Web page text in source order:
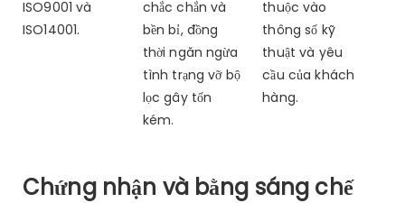
ISO9001 và
ISO14001.
chắc chắn và
bền bỉ, đồng
thời ngăn ngừa
tình trạng vỡ bộ
lọc gây tốn
kém.
thuộc vào
thông số kỹ
thuật và yêu
cầu của khách
hàng.
Chứng nhận và bằng sáng chế